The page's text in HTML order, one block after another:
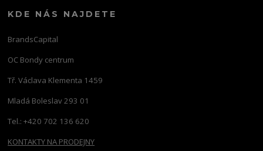
KDE NÁS NAJDETE
BrandsCapital
OC Bondy centrum
Tř. Václava Klementa 1459
Mladá Boleslav 293 01
Tel.: +420 702 136 620
KONTAKTY NA PRODEJNY